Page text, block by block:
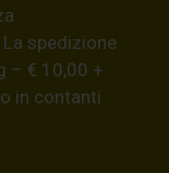
spedizione
– € 10,00 +
in contanti